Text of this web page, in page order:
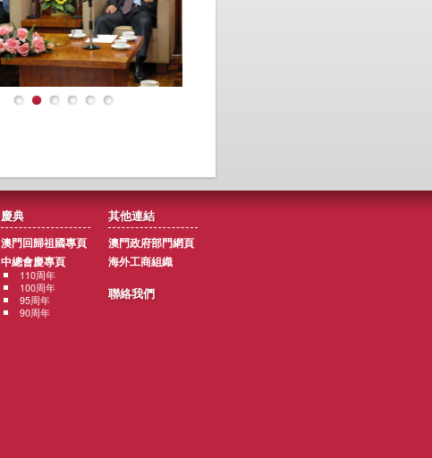
慶典
澳門回歸祖國專頁
中總會慶專頁
110周年
100周年
95周年
90周年
其他連結
澳門政府部門網頁
海外工商組織
聯絡我們